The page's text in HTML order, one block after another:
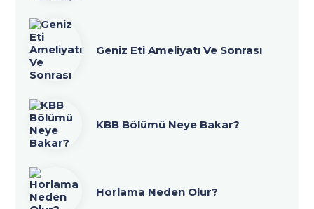
Geniz Eti Ameliyatı Ve Sonrası
KBB Bölümü Neye Bakar?
Horlama Neden Olur?